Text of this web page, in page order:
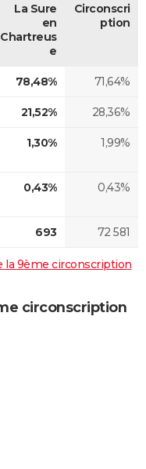
La Sure
en
Chartreus
e
Circonscri
ption
78,48% 71,64%
21,52% 28,36%
1,30% 1,99%
0,43% 0,43%
693 72 581
la 9ème circonscription
circonscription